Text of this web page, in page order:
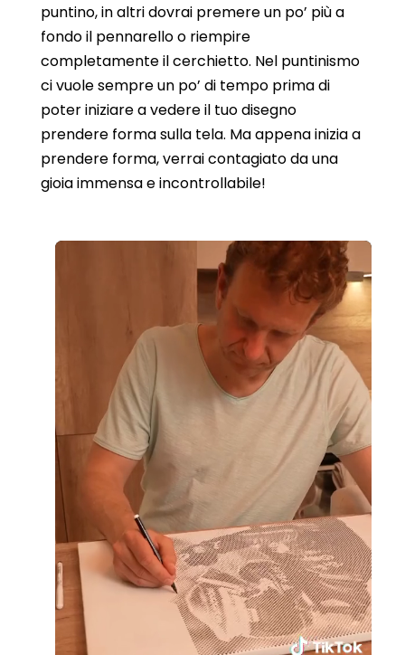
puntino, in altri dovrai premere un po’ più a
fondo il pennarello o riempire
completamente il cerchietto. Nel puntinismo
ci vuole sempre un po’ di tempo prima di
poter iniziare a vedere il tuo disegno
prendere forma sulla tela. Ma appena inizia a
prendere forma, verrai contagiato da una
gioia immensa e incontrollabile!